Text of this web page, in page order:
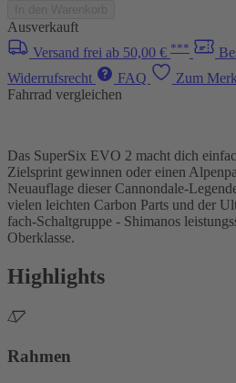
Ausverkauft
Versand frei ab 50,00 € ***
Widerrufsrecht
FAQ
Zum
Fahrrad vergleichen
Das SuperSix EVO 2 macht dich
Zielsprint gewinnen oder einen
Neuauflage dieser Cannondale-
vielen leichten Carbon Parts und der
fach-Schaltgruppe - Shimanos
Oberklasse.
Highlights
Rahmen